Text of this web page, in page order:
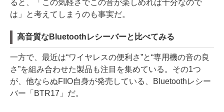
ると、「この気軽さでこの音が楽しめれば十分なので
は」と考えてしまうのも事実だ。
高音質なBluetoothレシーバーと比べてみる
一方で、最近は“ワイヤレスの便利さ”と“専用機の音の良
さ”を組み合わせた製品も注目を集めている。その1つ
が、他ならぬFIIO自身が発売している、Bluetoothレシー
バー「BTR17」だ。